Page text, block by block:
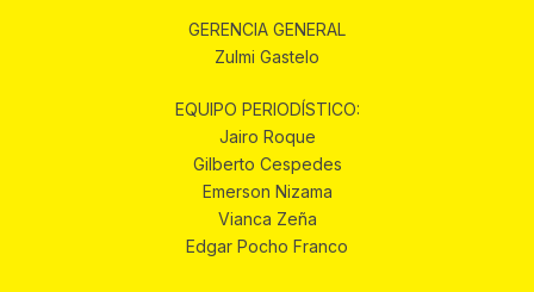
GERENCIA GENERAL
Zulmi Gastelo
EQUIPO PERIODÍSTICO:
Jairo Roque
Gilberto Cespedes
Emerson Nizama
Vianca Zeña
Edgar Pocho Franco